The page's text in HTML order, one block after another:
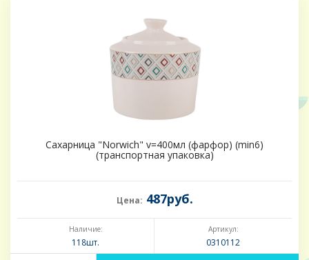
Сахарница "Norwich" v=400мл (фарфор) (min6)
(транспортная упаковка)
Цена: 487руб.
Наличие:
118шт.
Артикул:
0310112